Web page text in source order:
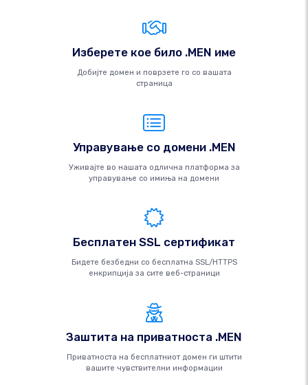
Изберете кое било .MEN име
Добијте домен и поврзете го со вашата
страница
Управување со домени .MEN
Уживајте во нашата одлична платформа за
управување со имиња на домени
Бесплатен SSL сертификат
Бидете безбедни со бесплатна SSL/HTTPS
енкрипција за сите веб-страници
Заштита на приватноста .MEN
Приватноста на бесплатниот домен ги штити
вашите чувствителни информации